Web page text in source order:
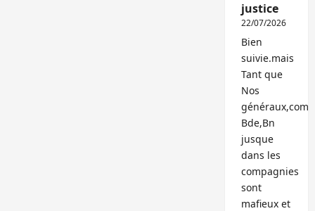
justice
22/07/2026
Bien
suivie.mais
Tant que
Nos
généraux,com
Bde,Bn
jusque
dans les
compagnies
sont
mafieux et